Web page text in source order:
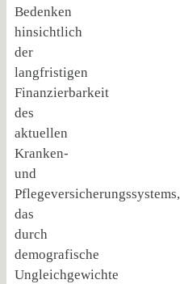
Bedenken
hinsichtlich
der
langfristigen
Finanzierbarkeit
des
aktuellen
Kranken-
und
Pflegeversicherungssystems,
das
durch
demografische
Ungleichgewichte